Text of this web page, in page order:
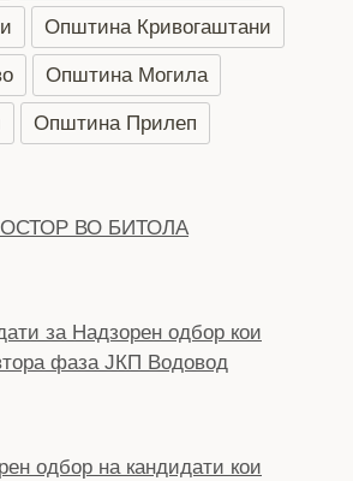
Општина Кривогаштани
Општина Могила
Општина Прилеп
ВО БИТОЛА
за Надзорен одбор кои
фаза ЈКП Водовод
одбор на кандидати кои